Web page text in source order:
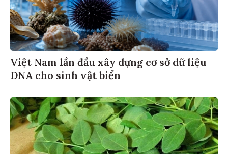
Việt Nam lần đầu xây dựng cơ sở dữ liệu
DNA cho sinh vật biển